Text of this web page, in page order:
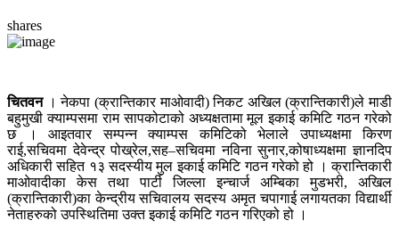
shares
चितवन। नेकपा (क्रान्तिकार माओवादी) निकट अखिल (क्रान्तिकारी)ले माडी
बहुमुखी क्याम्पसमा राम सापकोटाको अध्यक्षतामा मूल इकाई कमिटि गठन गरेको
छ । आइतवार सम्पन्न क्याम्पस कमिटिको भेलाले उपाध्यक्षमा किरण
राई,सचिवमा देवेन्द्र पोख्रेल,सह–सचिवमा नविना सुनार,कोषाध्यक्षमा ज्ञानदिप
अधिकारी सहित १३ सदस्यीय मुल इकाई कमिटि गठन गरेको हो । क्रान्तिकारी
माओवादीका केस तथा पार्टी जिल्ला इन्चार्ज अम्बिका मुडभरी, अखिल
(क्रान्तिकारी)का केन्द्रीय सचिवालय सदस्य अमृत चपागाई लगायतका विद्यार्थी
नेताहरुको उपस्थितिमा उक्त इकाई कमिटि गठन गरिएको हो ।